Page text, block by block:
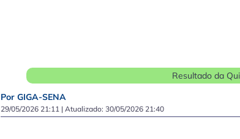
Resultado da
Por GIGA-SENA
29/05/2026 21:11 | Atualizado: 30/05/2026 21:40